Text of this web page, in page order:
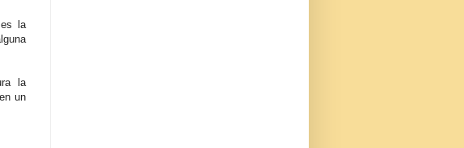
la
la
un